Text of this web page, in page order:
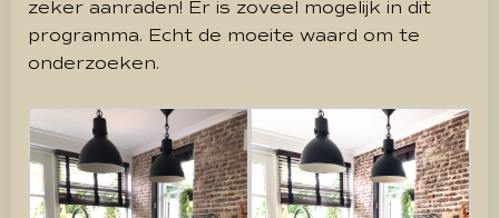
zeker aanraden! Er is zoveel mogelijk in dit
programma. Echt de moeite waard om te
onderzoeken.